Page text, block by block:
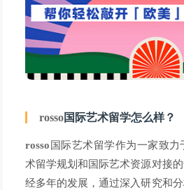
rosso国际艺术留学怎么样？
rosso 国际艺术留学作为一家致
术留学规划和国际艺术资源对接
经多年的发展，通过深入研究和